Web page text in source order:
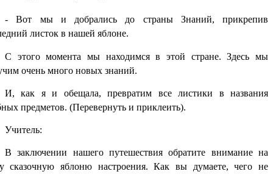
- Вот мы и добрались до страны Знаний, прикрепив
листок в нашей яблоне.
С этого момента мы находимся в этой стране. Здесь мы
очень много новых знаний.
И, как я и обещала, превратим все листики в названия
предметов. (Перевернуть и приклеить).
Учитель:
В заключении нашего путешествия обратите внимание на
сказочную яблоню настроения. Как вы думаете, чего не